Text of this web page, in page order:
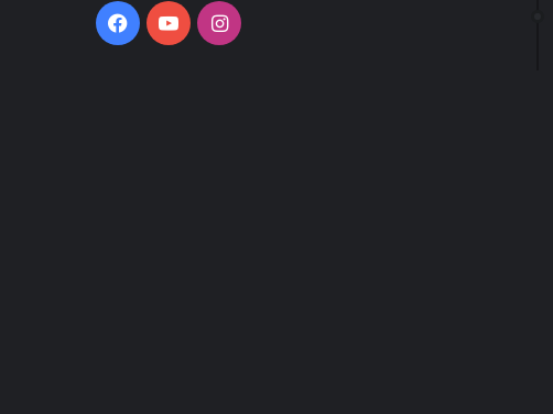
Facebook
YouTubeInstagram